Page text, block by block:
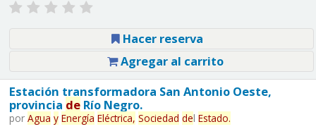
Hacer reserva
Agregar al carrito
Estación transformadora San Antonio Oeste,
provincia deRío Negro.
por Agua y Energía Eléctrica, Sociedad del Estado.